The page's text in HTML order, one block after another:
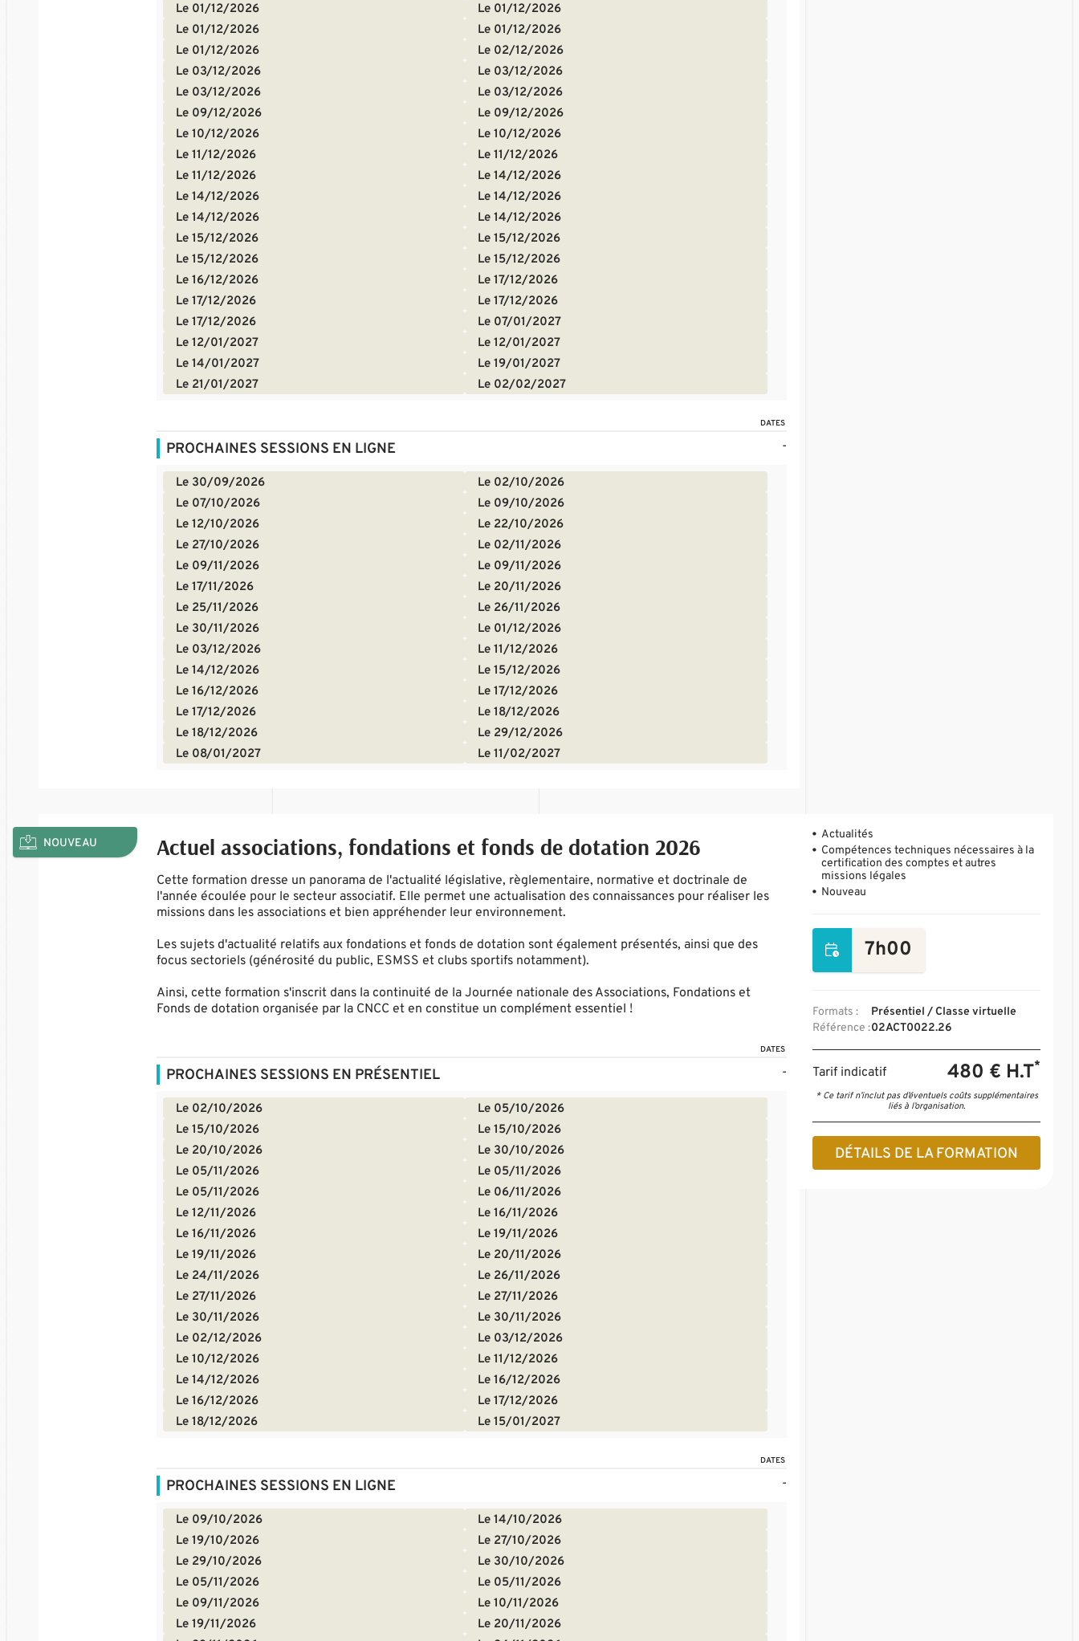
Le 01/12/2026
Le 01/12/2026
Le 01/12/2026
Le 01/12/2026
Le 01/12/2026
Le 02/12/2026
Le 03/12/2026
Le 03/12/2026
Le 03/12/2026
Le 03/12/2026
Le 09/12/2026
Le 09/12/2026
Le 10/12/2026
Le 10/12/2026
Le 11/12/2026
Le 11/12/2026
Le 11/12/2026
Le 14/12/2026
Le 14/12/2026
Le 14/12/2026
Le 14/12/2026
Le 14/12/2026
Le 15/12/2026
Le 15/12/2026
Le 15/12/2026
Le 15/12/2026
Le 16/12/2026
Le 17/12/2026
Le 17/12/2026
Le 17/12/2026
Le 17/12/2026
Le 07/01/2027
Le 12/01/2027
Le 12/01/2027
Le 14/01/2027
Le 19/01/2027
Le 21/01/2027
Le 02/02/2027
DATES
PROCHAINES SESSIONS EN LIGNE -
Le 30/09/2026
Le 02/10/2026
Le 07/10/2026
Le 09/10/2026
Le 12/10/2026
Le 22/10/2026
Le 27/10/2026
Le 02/11/2026
Le 09/11/2026
Le 09/11/2026
Le 17/11/2026
Le 20/11/2026
Le 25/11/2026
Le 26/11/2026
Le 30/11/2026
Le 01/12/2026
Le 03/12/2026
Le 11/12/2026
Le 14/12/2026
Le 15/12/2026
Le 16/12/2026
Le 17/12/2026
Le 17/12/2026
Le 18/12/2026
Le 18/12/2026
Le 29/12/2026
Le 08/01/2027
Le 11/02/2027
NOUVEAU Actuel associations, fondations et fonds de dotation 2026
Cette formation dresse un panorama de l'actualité législative, règlementaire, normative et doctrinale de
l'année écoulée pour le secteur associatif. Elle permet une actualisation des connaissances pour réaliser les
missions dans les associations et bien appréhender leur environnement.
Les sujets d'actualité relatifs aux fondations et fonds de dotation sont également présentés, ainsi que des
focus sectoriels (générosité du public, ESMSS et clubs sportifs notamment).
Ainsi, cette formation s'inscrit dans la continuité de la Journée nationale des Associations, Fondations et
Fonds de dotation organisée par la CNCC et en constitue un complément essentiel !
DATES
PROCHAINES SESSIONS EN PRÉSENTIEL -
Le 02/10/2026
Le 05/10/2026
Le 15/10/2026
Le 15/10/2026
Le 20/10/2026
Le 30/10/2026
Le 05/11/2026
Le 05/11/2026
Le 05/11/2026
Le 06/11/2026
Le 12/11/2026
Le 16/11/2026
Le 16/11/2026
Le 19/11/2026
Le 19/11/2026
Le 20/11/2026
Le 24/11/2026
Le 26/11/2026
Le 27/11/2026
Le 27/11/2026
Le 30/11/2026
Le 30/11/2026
Le 02/12/2026
Le 03/12/2026
Le 10/12/2026
Le 11/12/2026
Le 14/12/2026
Le 16/12/2026
Le 16/12/2026
Le 17/12/2026
Le 18/12/2026
Le 15/01/2027
DATES
PROCHAINES SESSIONS EN LIGNE -
Le 09/10/2026
Le 14/10/2026
Le 19/10/2026
Le 27/10/2026
Le 29/10/2026
Le 30/10/2026
Le 05/11/2026
Le 05/11/2026
Le 09/11/2026
Le 10/11/2026
Le 19/11/2026
Le 20/11/2026
Actualités
Compétences techniques nécessaires à la
certification des comptes et autres
missions légales
Nouveau
7h00
Formats :
Présentiel / Classe virtuelle
Référence :02ACT0022.26
Tarif indicatif 480 € H.T*
* Ce tarif n’inclut pas d’éventuels coûts supplémentaires
liés à l’organisation.
DÉTAILS DE LA FORMATION